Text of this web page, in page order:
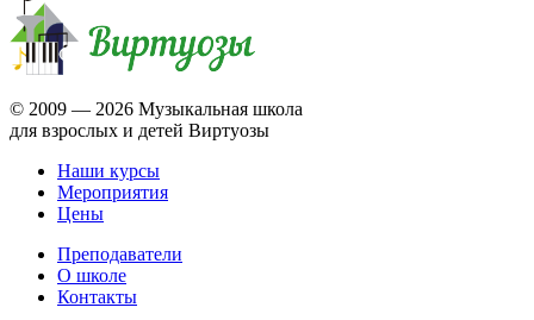
© 2009 — 2026 Музыкальная школа
для взрослых и детей Виртуозы
Наши курсы
Мероприятия
Цены
Преподаватели
О школе
Контакты